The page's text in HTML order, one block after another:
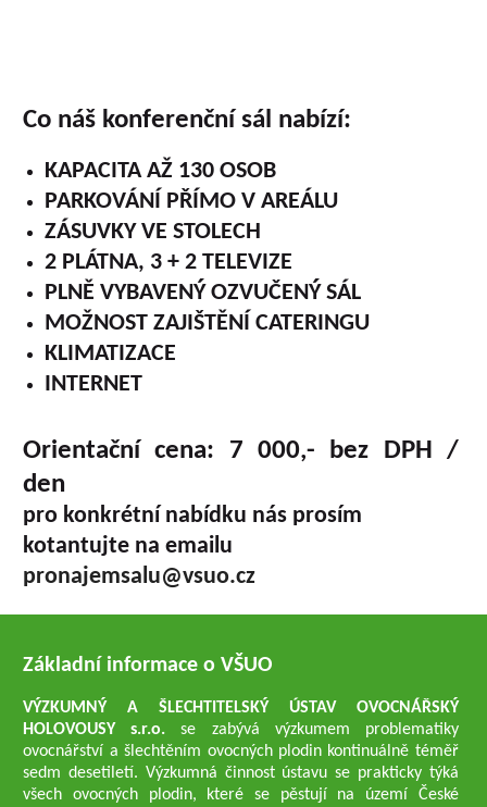
Co náš konferenční sál nabízí:
KAPACITA AŽ 130 OSOB
PARKOVÁNÍ PŘÍMO V AREÁLU
ZÁSUVKY VE STOLECH
2 PLÁTNA, 3 + 2 TELEVIZE
PLNĚ VYBAVENÝ OZVUČENÝ SÁL
MOŽNOST ZAJIŠTĚNÍ CATERINGU
KLIMATIZACE
INTERNET
Orientační cena: 7 000,- bez DPH /
den
pro konkrétní nabídku nás prosím
kotantujte na emailu
pronajemsalu@vsuo.cz
Základní informace o VŠUO
VÝZKUMNÝ A ŠLECHTITELSKÝ ÚSTAV OVOCNÁŘSKÝ
HOLOVOUSY s.r.o.se zabývá výzkumem problematiky
ovocnářství a šlechtěním ovocných plodin kontinuálně téměř
sedm desetiletí. Výzkumná činnost ústavu se prakticky týká
všech ovocných plodin, které se pěstují na území České